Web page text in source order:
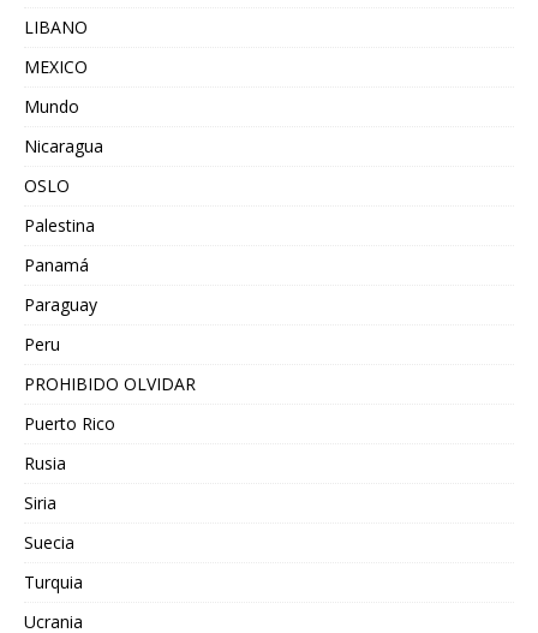
LIBANO
MEXICO
Mundo
Nicaragua
OSLO
Palestina
Panamá
Paraguay
Peru
PROHIBIDO OLVIDAR
Puerto Rico
Rusia
Siria
Suecia
Turquia
Ucrania